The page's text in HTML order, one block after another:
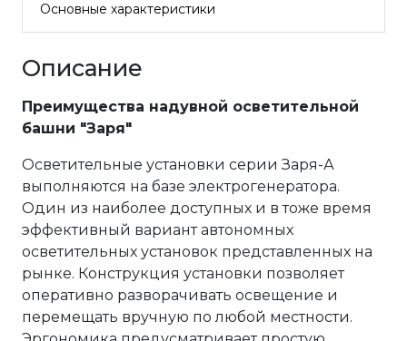
Основные характеристики
Описание
Преимущества надувной осветительной
башни "Заря"
Осветительные установки серии Заря-А
выполняются на базе электрогенератора.
Один из наиболее доступных и в тоже время
эффективный вариант автономных
осветительных установок представленных на
рынке. Конструкция установки позволяет
оперативно разворачивать освещение и
перемещать вручную по любой местности.